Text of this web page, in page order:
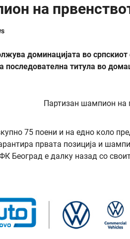
на
доминацијата во српскиот
последователна титула во
75 поени и на едно коло
првата позиција и
Београд е далку назад со